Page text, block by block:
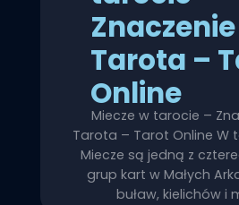
Tarota –
Online
Miecze w tarocie –
Tarota – Tarot Online W
Miecze są jedną z
grup kart w Małych
buław, kielichów i